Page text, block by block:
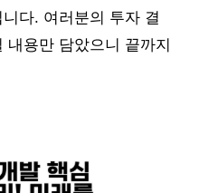
다. 여러분의 투자 결
내용만 담았으니 끝까지